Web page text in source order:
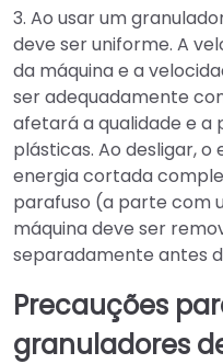
3. Ao usar um
deve ser uniforme. A
da máquina e a
ser adequadamente
afetará a qualidade e a
plásticas. Ao desligar,
energia cortada
parafuso (a parte com
máquina deve ser
separadamente antes
Precauções
granuladores